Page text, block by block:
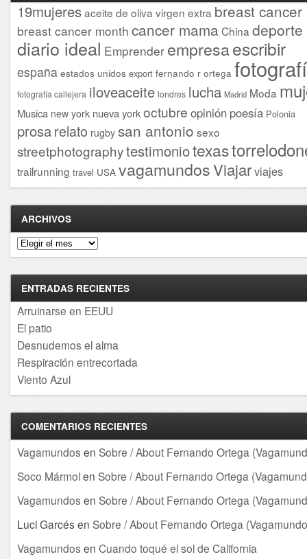
19mujeresaceite de oliva virgen extra breast cancer
breast cancer month cancer mama China deporte
diario ideal Emprender empresaescribir
españa estados unidos export fernando r ortega
fotografía callejera iloveaceite londres lucha Madrid Moda
Musica new york nueva yorkoctubre opinión poesía Polonia
prosarelato rugby san antonio sexo
streetphotographytestimoniotexas
trailrunning travel USA vagamundosViajarviajes
ARCHIVOS
Archivos
ENTRADAS RECIENTES
Arruinarse en EEUU
El patio
Desnudemos el alma
Respiración entrecortada
Viento Azul
COMENTARIOS RECIENTES
Vagamundos en Sobre / About Fernando Ortega
Soco Mármolen Sobre / About Fernando Ortega
Vagamundos en Sobre / About Fernando Ortega
Luci Garcés en Sobre / About Fernando Ortega
Vagamundos en Cuando toqué el sol de California